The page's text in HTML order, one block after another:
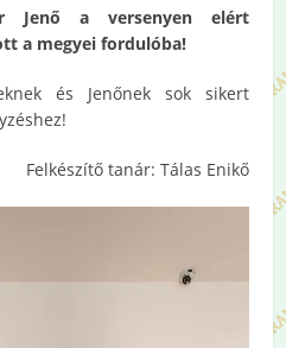
Jenő a versenyen elért
a megyei fordulóba!
és Jenőnek sok sikert
Felkészítő tanár: Tálas Enikő